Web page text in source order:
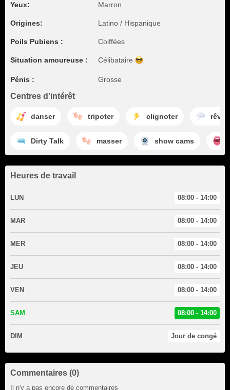
Yeux: Marron
Origines: Latino / Hispanique
Poils Pubiens : Coiffées
Situation amoureuse : Célibataire
Pénis : Grosse
Centres d'intérêt
danser tripoter clignoter rêver
Dirty Talk masser show cams
Heures de travail
LUN 08:00 - 14:00
MAR 08:00 - 14:00
MER 08:00 - 14:00
JEU 08:00 - 14:00
VEN 08:00 - 14:00
SAM 08:00 - 14:00
DIM Jour de congé
Commentaires (0)
Il n'y a pas encore de commentaires